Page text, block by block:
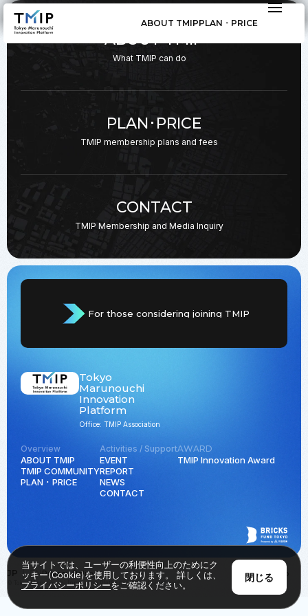
ABOUT TMIPPLAN ･ PRICE
ABOUT TMIP
What TMIP can do
PLAN･PRICE
TMIP membership plans and fees
CONTACT
TMIP Membership and Media Inquiry
For those considering joining TMIP
Tokyo
Marunouchi
Innovation
Platform
Office: TMIP Association
Overview
ABOUT TMIP
TMIP COMMUNITY
PLAN ･ PRICE
Activities / Support
EVENT
REPORT
NEWS
CONTACT
AWARD
TMIP Innovation Award
JP ENPrivacy Policy
© Tokyo Marunouchi Innovation Platform all rights reserved.
Back to Top
当サイトでは、ユーザーの利便性向上のためにク
ッキー(Cookie)を使用しております。 詳しくは、
プライバシーポリシーをご確認ください。
閉じる